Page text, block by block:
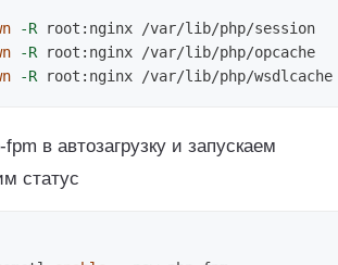
-R
-R
-R
в автозагрузку и запускаем
статус